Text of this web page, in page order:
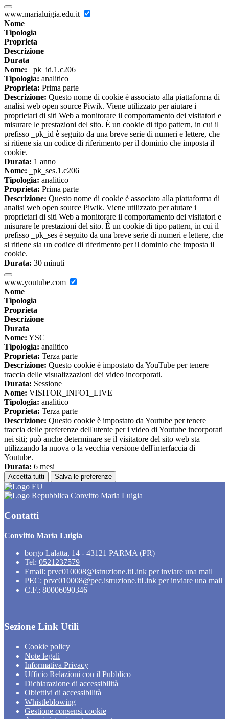
www.marialuigia.edu.it
Nome
Tipologia
Proprieta
Descrizione
Durata
Nome: _pk_id.1.c206
Tipologia: analitico
Proprieta: Prima parte
Descrizione: Questo nome di cookie è associato alla piattaforma di
analisi web open source Piwik. Viene utilizzato per aiutare i
proprietari di siti Web a monitorare il comportamento dei visitatori e
misurare le prestazioni del sito. È un cookie di tipo pattern, in cui il
prefisso _pk_id è seguito da una breve serie di numeri e lettere, che
si ritiene sia un codice di riferimento per il dominio che imposta il
cookie.
Durata: 1 anno
Nome: _pk_ses.1.c206
Tipologia: analitico
Proprieta: Prima parte
Descrizione: Questo nome di cookie è associato alla piattaforma di
analisi web open source Piwik. Viene utilizzato per aiutare i
proprietari di siti Web a monitorare il comportamento dei visitatori e
misurare le prestazioni del sito. È un cookie di tipo pattern, in cui il
prefisso _pk_ses è seguito da una breve serie di numeri e lettere, che
si ritiene sia un codice di riferimento per il dominio che imposta il
cookie.
Durata: 30 minuti
www.youtube.com
Nome
Tipologia
Proprieta
Descrizione
Durata
Nome: YSC
Tipologia: analitico
Proprieta: Terza parte
Descrizione: Questo cookie è impostato da YouTube per tenere
traccia delle visualizzazioni dei video incorporati.
Durata: Sessione
Nome: VISITOR_INFO1_LIVE
Tipologia: analitico
Proprieta: Terza parte
Descrizione: Questo cookie è impostato da Youtube per tenere
traccia delle preferenze dell'utente per i video di Youtube incorporati
nei siti; può anche determinare se il visitatore del sito web sta
utilizzando la nuova o la vecchia versione dell'interfaccia di
Youtube.
Durata: 6 mesi
Accetta tutti Salva le preferenze
Convitto Maria Luigia
Contatti
Convitto Maria Luigia
borgo Lalatta, 14 - 43121 PARMA (PR)
Tel: 0521237579
Email: prvc010008@istruzione.itLink per inviare una mail
PEC: prvc010008@pec.istruzione.itLink per inviare una mail
C.F.: 80006090346
Sezione Link Utili
Cookie policy
Note legali
Informativa Privacy
Ufficio Relazioni con il Pubblico
Dichiarazione di accessibilità
Obiettivi di accessibilità
Whistleblowing
Gestione consensi cookie